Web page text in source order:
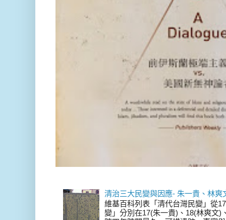
清治三大民變與因應- 朱一貴、林爽
維基百科列表「清代台灣民變」從
變」分別在17(朱一貴)、18(林爽文)